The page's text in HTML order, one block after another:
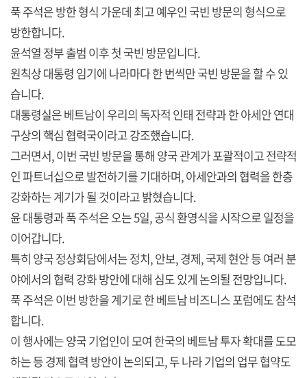
푹 주석은 방한 형식 가운데 최고 예우인 국빈 방문의 형식으로
방한합니다.
윤석열 정부 출범 이후 첫 국빈 방문입니다.
원칙상 대통령 임기에 나라마다 한 번씩만 국빈 방문을 할 수 있
습니다.
대통령실은 베트남이 우리의 독자적 인태 전략과 한 아세안 연대
구상의 핵심 협력국이라고 강조했습니다.
그러면서, 이번 국빈 방문을 통해 양국 관계가 포괄적이고 전략적
인 파트너십으로 발전하기를 기대하며, 아세안과의 협력을 한층
강화하는 계기가 될 것이라고 밝혔습니다.
윤 대통령과 푹 주석은 오는 5일, 공식 환영식을 시작으로 일정을
이어갑니다.
특히 양국 정상회담에서는 정치, 안보, 경제, 국제 현안 등 여러 분
야에서의 협력 강화 방안에 대해 심도 있게 논의될 전망입니다.
푹 주석은 이번 방한을 계기로 한 베트남 비즈니스 포럼에도 참석
합니다.
이 행사에는 양국 기업인이 모여 한국의 베트남 투자 확대를 도모
하는 등 경제 협력 방안이 논의되고, 두 나라 기업의 업무 협약도